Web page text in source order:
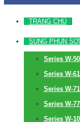
TRANG CHỦ
SÚNG PHUN
Series W-50
Series W-
Series W-71
Series W-77
Series W-